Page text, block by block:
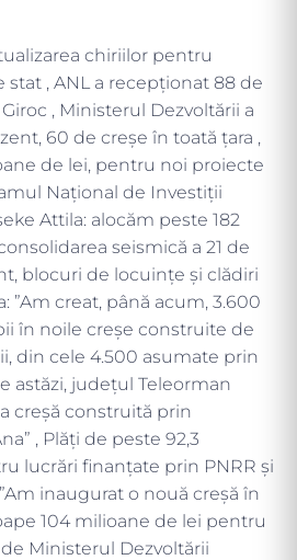
chiriilor pentru
, ANL a recepţionat 88 de
, Ministerul Dezvoltării a
60 de creșe în toată țara ,
de lei, pentru noi proiecte
Național de Investiții
Attila: alocăm peste 182
seismică a 21 de
blocuri de locuințe și clădiri
”Am creat, până acum, 3.600
în noile creșe construite de
din cele 4.500 asumate prin
astăzi, județul Teleorman
creșă construită prin
, Plăți de peste 92,3
lucrări finanțate prin PNRR și
inaugurat o nouă creșă în
104 milioane de lei pentru
Ministerul Dezvoltării